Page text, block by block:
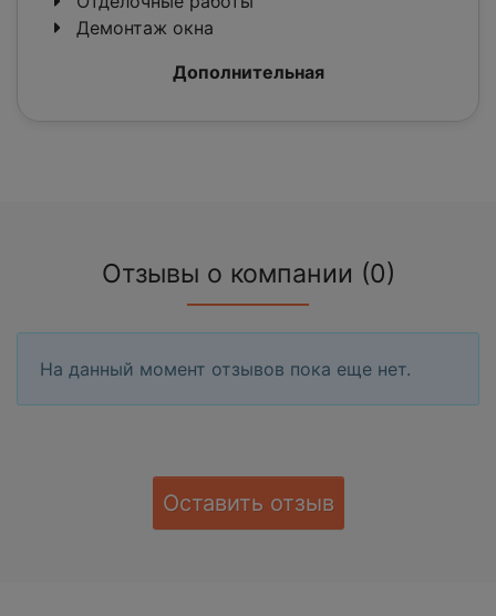
Демонтаж окна
Дополнительная
Отзывы о компании (0)
На данный момент отзывов пока еще нет.
Оставить отзыв